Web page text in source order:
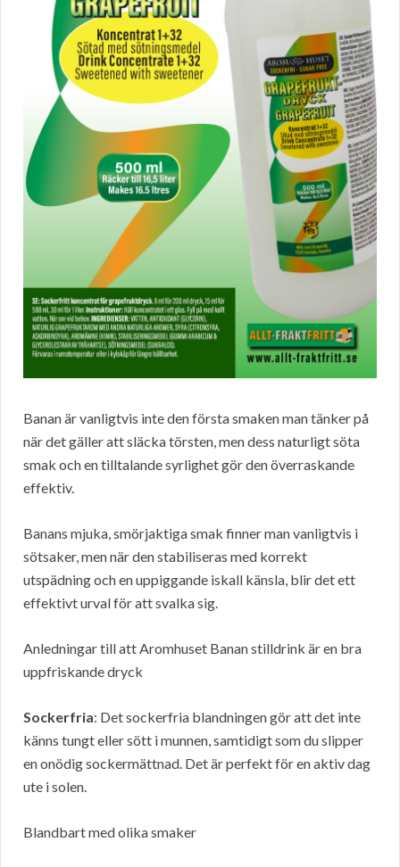
Banan är vanligtvis inte den första smaken man tänker på
när det gäller att släcka törsten, men dess naturligt söta
smak och en tilltalande syrlighet gör den överraskande
effektiv.
Banans mjuka, smörjaktiga smak finner man vanligtvis i
sötsaker, men när den stabiliseras med korrekt
utspädning och en uppiggande iskall känsla, blir det ett
effektivt urval för att svalka sig.
Anledningar till att Aromhuset Banan stilldrink är en bra
uppfriskande dryck
Sockerfria: Det sockerfria blandningen gör att det inte
känns tungt eller sött i munnen, samtidigt som du slipper
en onödig sockermättnad. Det är perfekt för en aktiv dag
ute i solen.
Blandbart med olika smaker